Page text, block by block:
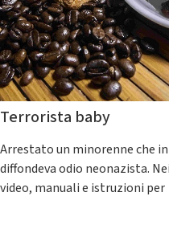
Terrorista baby
Arrestato un minorenne che
diffondeva odio neonazista.
video, manuali e istruzioni per